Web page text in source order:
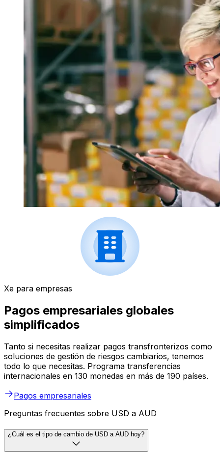
Xe para empresas
Pagos empresariales globales
simplificados
Tanto si necesitas realizar pagos transfronterizos como
soluciones de gestión de riesgos cambiarios, tenemos
todo lo que necesitas. Programa transferencias
internacionales en 130 monedas en más de 190 países.
Pagos empresariales
Preguntas frecuentes sobre USD a AUD
¿Cuál es el tipo de cambio de USD a AUD hoy?